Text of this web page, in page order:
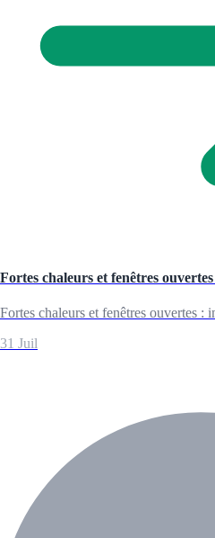
Fortes chaleurs et fenêtres
Fortes chaleurs et fenêtres ouvertes
31 Juil